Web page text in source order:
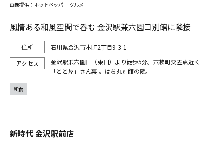
風情ある和風空間で呑む 金沢駅兼六園口別館に隣接
石川県金沢市本町2丁目9-3-1
金沢駅兼六園口（東口）より徒歩5分。六枚町交差点近く
「とと屋」さん裏 。はち丸別館の隣。
画像提供：ホットペッパー グルメ
和食
新時代 金沢駅前店